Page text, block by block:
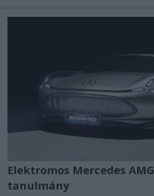
Elektromos Mercedes AMG
tanulmány